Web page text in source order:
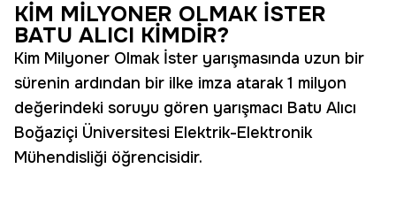
KİM MİLYONER OLMAK İSTER
BATU ALICI KİMDİR?
Kim Milyoner Olmak İster yarışmasında uzun bir
sürenin ardından bir ilke imza atarak 1 milyon
değerindeki soruyu gören yarışmacı Batu Alıcı
Boğaziçi Üniversitesi Elektrik-Elektronik
Mühendisliği öğrencisidir.